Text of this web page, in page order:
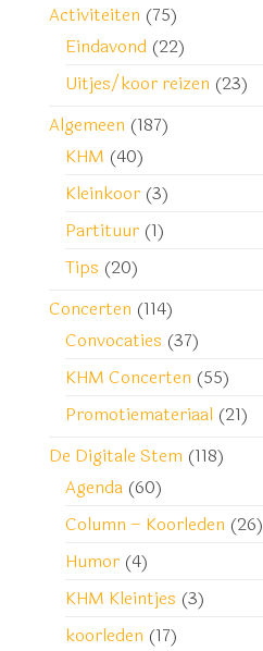
Activiteiten (75)
Eindavond (22)
Uitjes/koor reizen (23)
Algemeen (187)
KHM (40)
Kleinkoor (3)
Partituur (1)
Tips (20)
Concerten (114)
Convocaties (37)
KHM Concerten (55)
Promotiemateriaal (21)
De Digitale Stem (118)
Agenda (60)
Column – Koorleden (26)
Humor (4)
KHM Kleintjes (3)
koorleden (17)